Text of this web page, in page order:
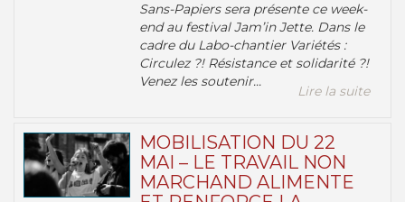
Sans-Papiers sera présente ce week-
end au festival Jam’in Jette. Dans le
cadre du Labo-chantier Variétés :
Circulez ?! Résistance et solidarité ?!
Venez les soutenir...
Lire la suite
MOBILISATION DU 22
MAI – LE TRAVAIL NON
MARCHAND ALIMENTE